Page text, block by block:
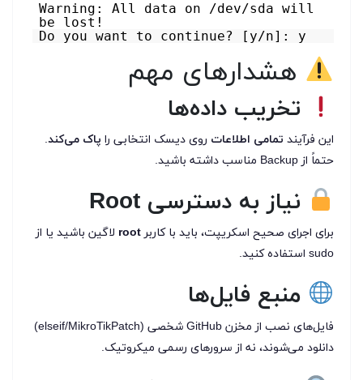
Warning: All data on /dev/sda will
be lost!
Do you want to continue? [y/n]: y
هشدارهای مهم
تخریب داده‌ها
این فرآیند تمامی اطلاعات روی دیسک انتخابی را پاک می‌کند.
حتماً از Backup مناسب داشته باشید.
نیاز به دسترسی Root
برای اجرای صحیح اسکریپت، باید با کاربر root لاگین باشید یا از
sudo استفاده کنید.
منبع فایل‌ها
فایل‌های نصب از مخزن GitHub شخصی (elseif/MikroTikPatch)
دانلود می‌شوند، نه از سرورهای رسمی میکروتیک.